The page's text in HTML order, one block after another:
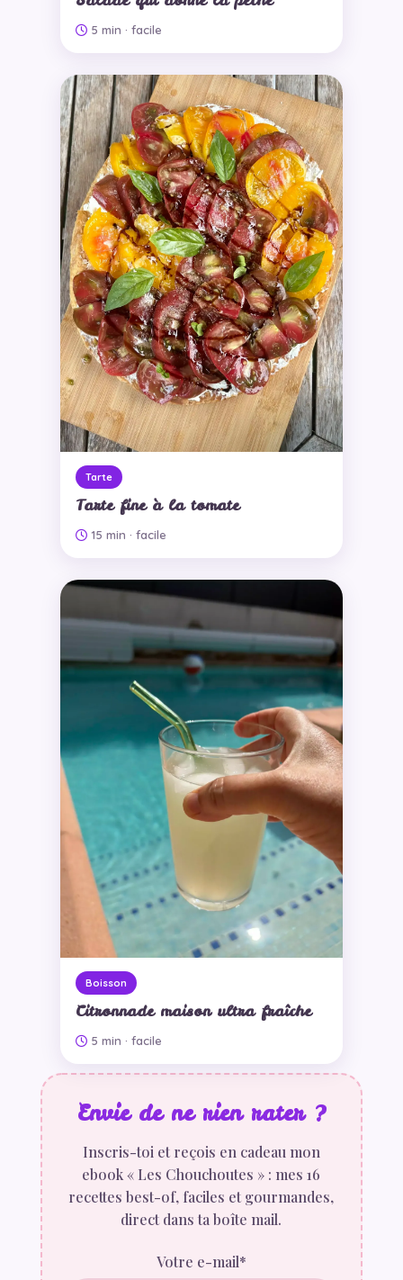
5 min · facile
Tarte
Tarte fine à la tomate
15 min · facile
Boisson
Citronnade maison ultra fraîche
5 min · facile
Envie de ne rien rater ?
Inscris-toi et reçois en cadeau mon
ebook « Les Chouchoutes » : mes 16
recettes best-of, faciles et gourmandes,
direct dans ta boîte mail.
Votre e-mail*